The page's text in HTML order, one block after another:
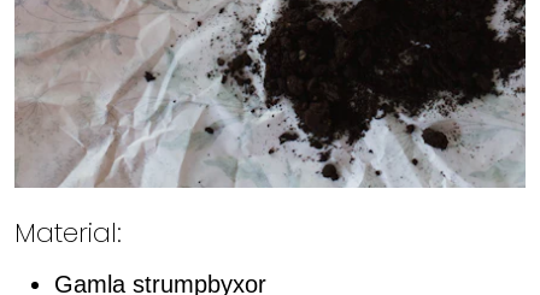
Material:
Gamla strumpbyxor